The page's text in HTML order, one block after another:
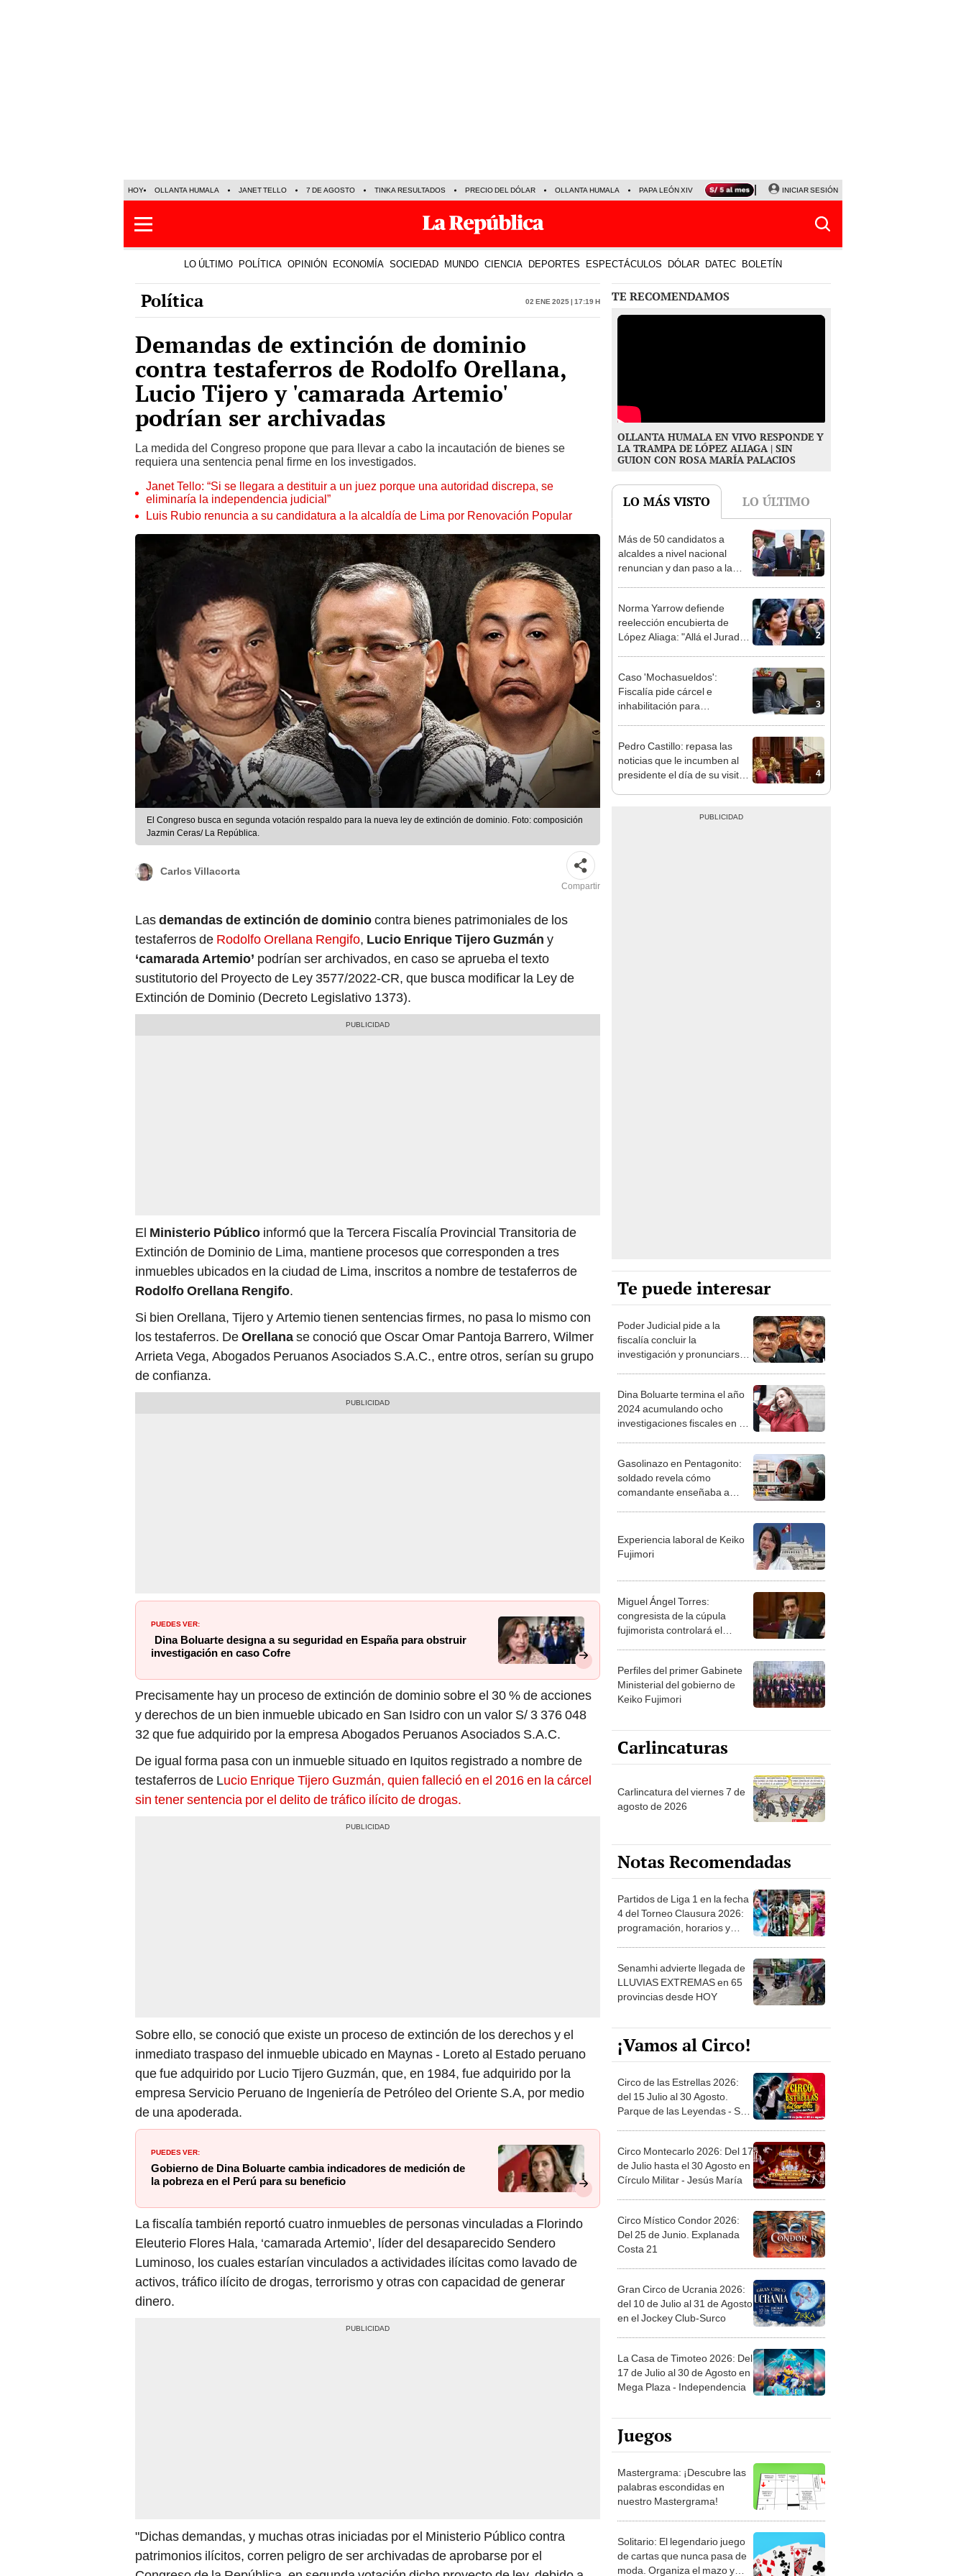
HOY OLLANTA HUMALA JANET TELLO 7 DE AGOSTO TINKA RESULTADOS PRECIO DEL DÓLAR OLLANTA HUMALA PAPA LEÓN XIV NALDY SALDAÑA LA BELLA LUZ
INICIAR SESIÓN
LO ÚLTIMO POLÍTICA OPINIÓN ECONOMÍA SOCIEDAD MUNDO CIENCIA DEPORTES ESPECTÁCULOS DÓLAR DATEC BOLETÍN
Política 02 Ene 2025 | 17:19 h
Demandas de extinción de dominio
contra testaferros de Rodolfo Orellana,
Lucio Tijero y 'camarada Artemio'
podrían ser archivadas
La medida del Congreso propone que para llevar a cabo la incautación de bienes se
requiera una sentencia penal firme en los investigados.
Janet Tello: “Si se llegara a destituir a un juez porque una autoridad discrepa, se
eliminaría la independencia judicial”
Luis Rubio renuncia a su candidatura a la alcaldía de Lima por Renovación Popular
El Congreso busca en segunda votación respaldo para la nueva ley de extinción de dominio. Foto: composición
Jazmin Ceras/ La República.
Carlos Villacorta
Compartir
Lasdemandas de extinción de dominiocontra bienes patrimoniales de los
testaferros de Rodolfo Orellana Rengifo, Lucio Enrique Tijero Guzmán y
‘camarada Artemio’ podrían ser archivados, en caso se aprueba el texto
sustitutorio del Proyecto de Ley 3577/2022-CR, que busca modificar la Ley de
Extinción de Dominio (Decreto Legislativo 1373).
El Ministerio Público informó que la Tercera Fiscalía Provincial Transitoria de
Extinción de Dominio de Lima, mantiene procesos que corresponden a tres
inmuebles ubicados en la ciudad de Lima, inscritos a nombre de testaferros de
Rodolfo Orellana Rengifo.
Si bien Orellana, Tijero y Artemio tienen sentencias firmes, no pasa lo mismo con
los testaferros. DeOrellanase conoció que Oscar Omar Pantoja Barrero, Wilmer
Arrieta Vega, Abogados Peruanos Asociados S.A.C., entre otros, serían su grupo
de confianza.
PUEDES VER:
Dina Boluarte designa a su seguridad en España para obstruir
investigación en caso Cofre
Precisamente hay un proceso de extinción de dominio sobre el 30 % de acciones
y derechos de un bien inmueble ubicado en San Isidro con un valor S/ 3 376 048
32 que fue adquirido por la empresa Abogados Peruanos Asociados S.A.C.
De igual forma pasa con un inmueble situado en Iquitos registrado a nombre de
testaferros de Lucio Enrique Tijero Guzmán, quien falleció en el 2016 en la cárcel
sin tener sentencia por el delito de tráfico ilícito de drogas.
Sobre ello, se conoció que existe un proceso de extinción de los derechos y el
inmediato traspaso del inmueble ubicado en Maynas - Loreto al Estado peruano
que fue adquirido por Lucio Tijero Guzmán, que, en 1984, fue adquirido por la
empresa Servicio Peruano de Ingeniería de Petróleo del Oriente S.A, por medio
de una apoderada.
PUEDES VER:
Gobierno de Dina Boluarte cambia indicadores de medición de
la pobreza en el Perú para su beneficio
La fiscalía también reportó cuatro inmuebles de personas vinculadas a Florindo
Eleuterio Flores Hala, ‘camarada Artemio’, líder del desaparecido Sendero
Luminoso, los cuales estarían vinculados a actividades ilícitas como lavado de
activos, tráfico ilícito de drogas, terrorismo y otras con capacidad de generar
dinero.
"Dichas demandas, y muchas otras iniciadas por el Ministerio Público contra
patrimonios ilícitos, corren peligro de ser archivadas de aprobarse por el
TE RECOMENDAMOS
OLLANTA HUMALA EN VIVO RESPONDE Y
LA TRAMPA DE LÓPEZ ALIAGA | SIN
GUION CON ROSA MARÍA PALACIOS
LO MÁS VISTO LO ÚLTIMO
1
Más de 50 candidatos a
alcaldes a nivel nacional
renuncian y dan paso a la
2
Norma Yarrow defiende
reelección encubierta de
López Aliaga: "Allá el Jurado
3
Caso 'Mochasueldos':
Fiscalía pide cárcel e
inhabilitación para
4
Pedro Castillo: repasa las
noticias que le incumben al
presidente el día de su visita
Te puede interesar
Poder Judicial pide a la
fiscalía concluir la
investigación y pronunciarse
Dina Boluarte termina el año
2024 acumulando ocho
investigaciones fiscales en su
Gasolinazo en Pentagonito:
soldado revela cómo
comandante enseñaba a
particulares
Experiencia laboral de Keiko
Fujimori
Miguel Ángel Torres:
congresista de la cúpula
fujimorista controlará el
Perfiles del primer Gabinete
Ministerial del gobierno de
Keiko Fujimori
Carlincaturas
Carlincatura del viernes 7 de
agosto de 2026
Notas Recomendadas
Partidos de Liga 1 en la fecha
4 del Torneo Clausura 2026:
programación, horarios y
Senamhi advierte llegada de
LLUVIAS EXTREMAS en 65
provincias desde HOY
¡Vamos al Circo!
Circo de las Estrellas 2026:
del 15 Julio al 30 Agosto.
Parque de las Leyendas - San
Circo Montecarlo 2026: Del 17
de Julio hasta el 30 Agosto en
Círculo Militar - Jesús María
Circo Místico Condor 2026:
Del 25 de Junio. Explanada
Costa 21
Gran Circo de Ucrania 2026:
del 10 de Julio al 31 de Agosto
en el Jockey Club-Surco
La Casa de Timoteo 2026: Del
17 de Julio al 30 de Agosto en
Mega Plaza - Independencia
Juegos
Mastergrama: ¡Descubre las
palabras escondidas en
nuestro Mastergrama!
Solitario: El legendario juego
de cartas que nunca pasa de
moda. Organiza el mazo y